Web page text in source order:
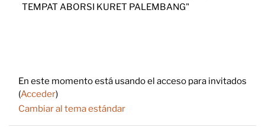
TEMPAT ABORSI KURET PALEMBANG"
En este momento está usando el acceso para invitados
(Acceder)
Cambiar al tema estándar